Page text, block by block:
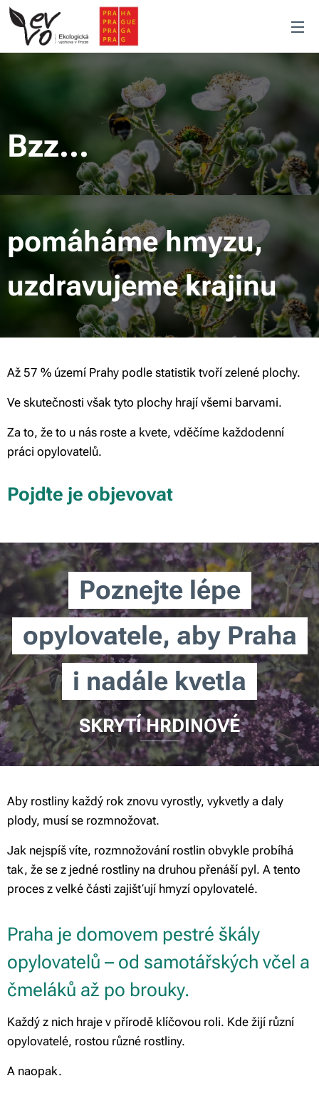
Bzz...
pomáháme hmyzu,
uzdravujeme krajinu
Až 57 % území Prahy podle statistik tvoří zelené plochy.
Ve skutečnosti však tyto plochy hrají všemi barvami.
Za to, že to u nás roste a kvete, vděčíme každodenní
práci opylovatelů.
Pojďte je objevovat
Poznejte lépe
opylovatele, aby Praha
i nadále kvetla
SKRYTÍ HRDINOVÉ
Aby rostliny každý rok znovu vyrostly, vykvetly a daly
plody, musí se rozmnožovat.
Jak nejspíš víte, rozmnožování rostlin obvykle probíhá
tak, že se z jedné rostliny na druhou přenáší pyl. A tento
proces z velké části zajišťují hmyzí opylovatelé.
Praha je domovem pestré škály
opylovatelů – od samotářských včel a
čmeláků až po brouky.
Každý z nich hraje v přírodě klíčovou roli. Kde žijí různí
opylovatelé, rostou různé rostliny.
A naopak.